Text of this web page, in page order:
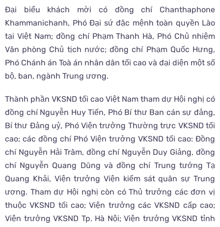
Đại biểu khách mời có đồng chí Chanthaphone
Khammanichanh, Phó Đại sứ đặc mệnh toàn quyền Lào
tại Việt Nam; đồng chí Phạm Thanh Hà, Phó Chủ nhiệm
Văn phòng Chủ tịch nước; đồng chí Phạm Quốc Hưng,
Phó Chánh án Toà án nhân dân tối cao và đại diện một số
bộ, ban, ngành Trung ương.
Thành phần VKSND tối cao Việt Nam tham dự Hội nghị có
đồng chí Nguyễn Huy Tiến, Phó Bí thư Ban cán sự đảng,
Bí thư Đảng uỷ, Phó Viện trưởng Thường trực VKSND tối
cao; các đồng chí Phó Viện trưởng VKSND tối cao: Đồng
chí Nguyễn Hải Trâm, đồng chí Nguyễn Duy Giảng, đồng
chí Nguyễn Quang Dũng và đồng chí Trung tướng Tạ
Quang Khải, Viện trưởng Viện kiểm sát quân sự Trung
ương. Tham dự Hội nghị còn có Thủ trưởng các đơn vị
thuộc VKSND tối cao; Viện trưởng các VKSND cấp cao;
Viện trưởng VKSND Tp. Hà Nội; Viện trưởng VKSND tỉnh